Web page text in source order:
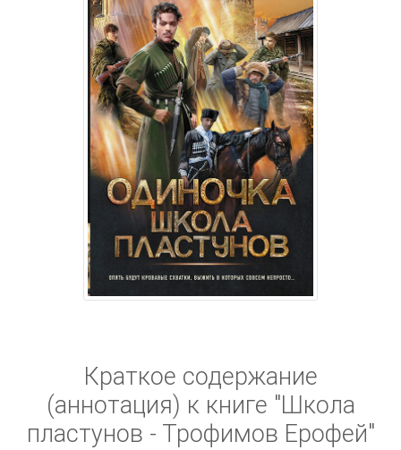
Краткое содержание
(аннотация) к книге "Школа
пластунов - Трофимов Ерофей"